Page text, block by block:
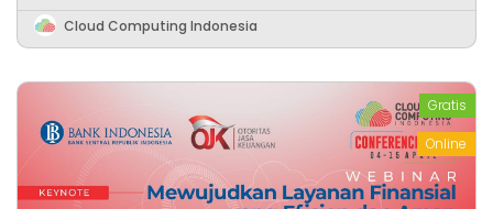
Cloud Computing Indonesia
Gratis
Online